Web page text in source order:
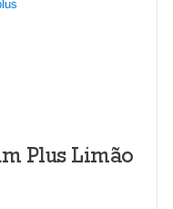
Plus Limão